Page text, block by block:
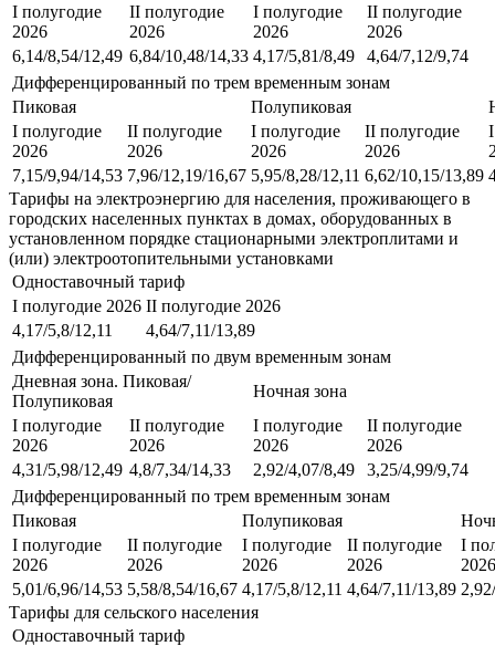
I полугодие
2026
II полугодие
2026
I полугодие
2026
II полугодие
2026
6,14/8,54/12,49 6,84/10,48/14,33 4,17/5,81/8,49
4,64/7,12/9,74
Дифференцированный по трем временным зонам
Пиковая
Полупиковая
I полугодие
2026
II полугодие
2026
I полугодие
2026
II полугодие
2026
7,15/9,94/14,53 7,96/12,19/16,67 5,95/8,28/12,11 6,62/10,15/13,89
Тарифы на электроэнергию для населения, проживающего в
городских населенных пунктах в домах, оборудованных в
установленном порядке стационарными электроплитами и
(или) электроотопительными установками
Одноставочный тариф
I полугодие 2026 II полугодие 2026
4,17/5,8/12,11
4,64/7,11/13,89
Дифференцированный по двум временным зонам
Дневная зона. Пиковая/
Полупиковая
Ночная зона
I полугодие
2026
II полугодие
2026
I полугодие
2026
II полугодие
2026
4,31/5,98/12,49 4,8/7,34/14,33 2,92/4,07/8,49
3,25/4,99/9,74
Дифференцированный по трем временным зонам
Пиковая
Полупиковая
I полугодие
2026
II полугодие
2026
I полугодие
2026
II полугодие
2026
I
2026
5,01/6,96/14,53 5,58/8,54/16,67 4,17/5,8/12,11 4,64/7,11/13,89
Тарифы для сельского населения
Одноставочный тариф